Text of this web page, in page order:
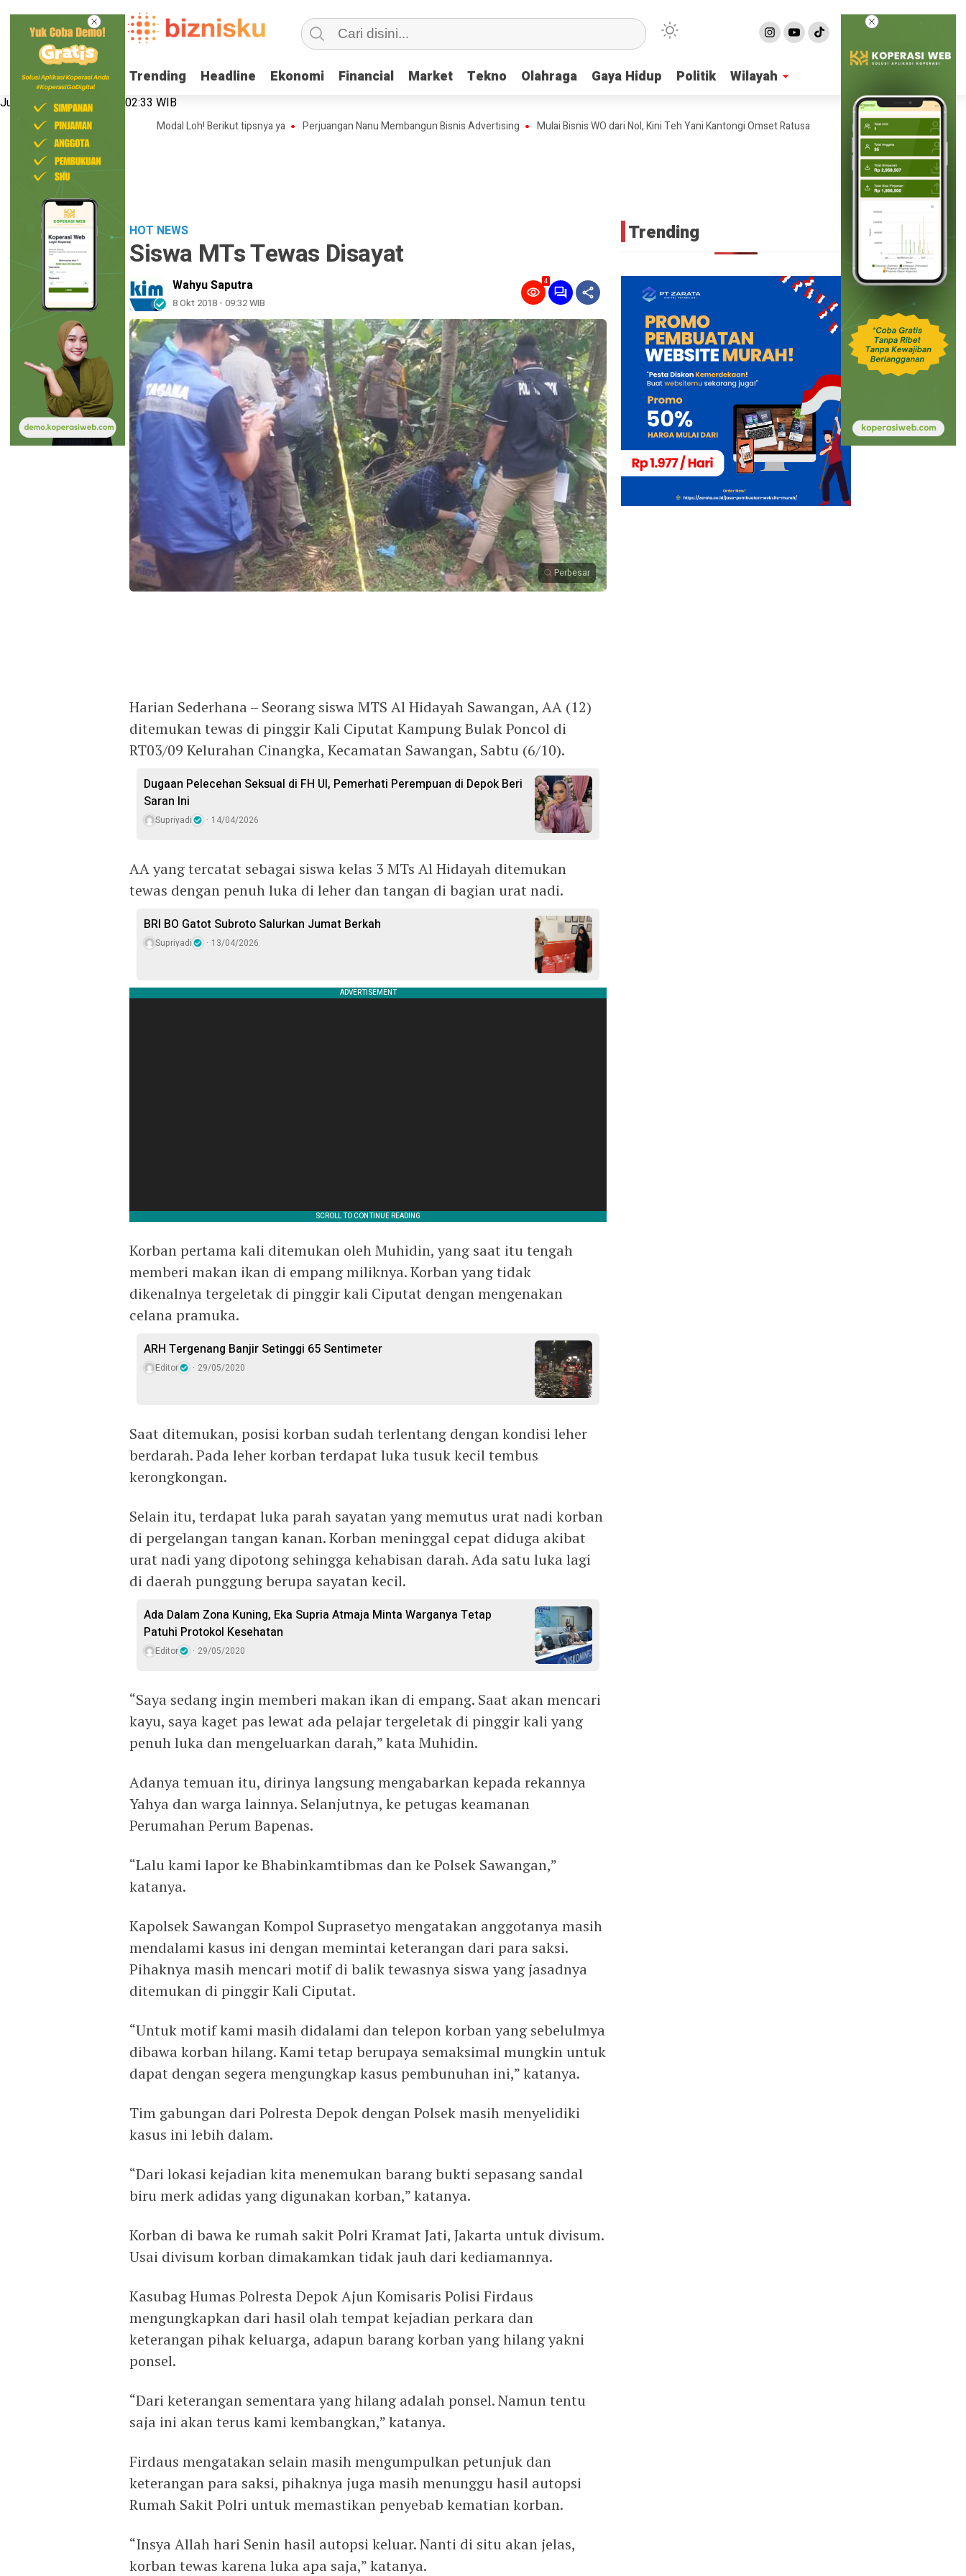
Trending Headline Ekonomi Financial Market Tekno Olahraga Gaya Hidup Politik Wilayah
Trending Headline Ekonomi Financial Market Tekno Olahraga Gaya Hidup Politik Wilayah
Jumat, 7 Agustus 2026 | 02:33 WIB
Bisnis Online Shop Tanpa Modal Loh! Berikut tipsnya ya Perjuangan Nanu Membangun Bisnis Advertising Mulai Bisnis WO dari Nol, Kini Teh Yani Kantongi Omset Ratusan Juta Per Bulan 4 Ide Bisnis
HOT NEWS
Siswa MTs Tewas Disayat
Wahyu Saputra
8 Okt 2018 - 09:32 WIB
4
Perbesar
Harian Sederhana – Seorang siswa MTS Al Hidayah Sawangan, AA (12)
ditemukan tewas di pinggir Kali Ciputat Kampung Bulak Poncol di
RT03/09 Kelurahan Cinangka, Kecamatan Sawangan, Sabtu (6/10).
Dugaan Pelecehan Seksual di FH UI, Pemerhati Perempuan di Depok Beri
Saran Ini
Supriyadi 14/04/2026
AA yang tercatat sebagai siswa kelas 3 MTs Al Hidayah ditemukan
tewas dengan penuh luka di leher dan tangan di bagian urat nadi.
BRI BO Gatot Subroto Salurkan Jumat Berkah
Supriyadi 13/04/2026
Korban pertama kali ditemukan oleh Muhidin, yang saat itu tengah
memberi makan ikan di empang miliknya. Korban yang tidak
dikenalnya tergeletak di pinggir kali Ciputat dengan mengenakan
celana pramuka.
ARH Tergenang Banjir Setinggi 65 Sentimeter
Editor 29/05/2020
Saat ditemukan, posisi korban sudah terlentang dengan kondisi leher
berdarah. Pada leher korban terdapat luka tusuk kecil tembus
kerongkongan.
Selain itu, terdapat luka parah sayatan yang memutus urat nadi korban
di pergelangan tangan kanan. Korban meninggal cepat diduga akibat
urat nadi yang dipotong sehingga kehabisan darah. Ada satu luka lagi
di daerah punggung berupa sayatan kecil.
Ada Dalam Zona Kuning, Eka Supria Atmaja Minta Warganya Tetap
Patuhi Protokol Kesehatan
Editor 29/05/2020
“Saya sedang ingin memberi makan ikan di empang. Saat akan mencari
kayu, saya kaget pas lewat ada pelajar tergeletak di pinggir kali yang
penuh luka dan mengeluarkan darah,” kata Muhidin.
Adanya temuan itu, dirinya langsung mengabarkan kepada rekannya
Yahya dan warga lainnya. Selanjutnya, ke petugas keamanan
Perumahan Perum Bapenas.
“Lalu kami lapor ke Bhabinkamtibmas dan ke Polsek Sawangan,”
katanya.
Kapolsek Sawangan Kompol Suprasetyo mengatakan anggotanya masih
mendalami kasus ini dengan memintai keterangan dari para saksi.
Pihaknya masih mencari motif di balik tewasnya siswa yang jasadnya
ditemukan di pinggir Kali Ciputat.
“Untuk motif kami masih didalami dan telepon korban yang sebelulmya
dibawa korban hilang. Kami tetap berupaya semaksimal mungkin untuk
dapat dengan segera mengungkap kasus pembunuhan ini,” katanya.
Tim gabungan dari Polresta Depok dengan Polsek masih menyelidiki
kasus ini lebih dalam.
“Dari lokasi kejadian kita menemukan barang bukti sepasang sandal
biru merk adidas yang digunakan korban,” katanya.
Korban di bawa ke rumah sakit Polri Kramat Jati, Jakarta untuk divisum.
Usai divisum korban dimakamkan tidak jauh dari kediamannya.
Kasubag Humas Polresta Depok Ajun Komisaris Polisi Firdaus
mengungkapkan dari hasil olah tempat kejadian perkara dan
keterangan pihak keluarga, adapun barang korban yang hilang yakni
ponsel.
“Dari keterangan sementara yang hilang adalah ponsel. Namun tentu
saja ini akan terus kami kembangkan,” katanya.
Firdaus mengatakan selain masih mengumpulkan petunjuk dan
keterangan para saksi, pihaknya juga masih menunggu hasil autopsi
Rumah Sakit Polri untuk memastikan penyebab kematian korban.
“Insya Allah hari Senin hasil autopsi keluar. Nanti di situ akan jelas,
korban tewas karena luka apa saja,” katanya.
Trending